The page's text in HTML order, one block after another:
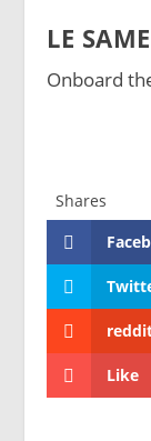
LE
Onboard
Shares
Like